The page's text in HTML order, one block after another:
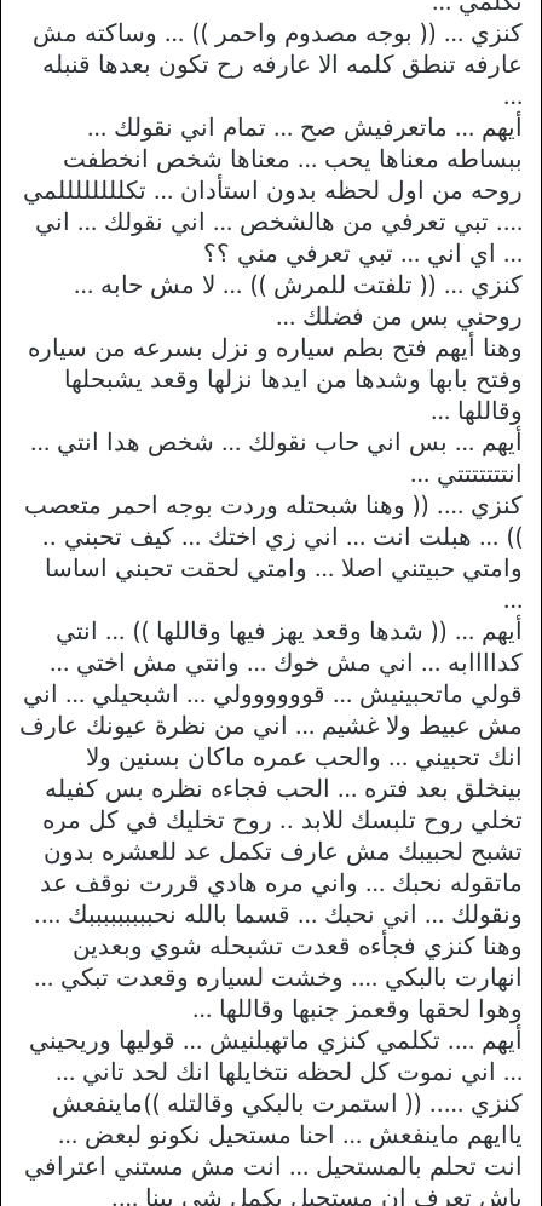
كنزي … (( بوجه مصدوم واحمر )) … وساكته مش
عارفه تنطق كلمه الا عارفه رح تكون بعدها قنبله
…
أيهم … ماتعرفيش صح … تمام اني نقولك …
ببساطه معناها يحب … معناها شخص انخطفت
روحه من اول لحظه بدون استأدان … تكللللللللمي
…. تبي تعرفي من هالشخص … اني نقولك … اني
… اي اني … تبي تعرفي مني ؟؟
كنزي … (( تلفتت للمرش )) … لا مش حابه …
روحني بس من فضلك …
وهنا أيهم فتح بطم سياره و نزل بسرعه من سياره
وفتح بابها وشدها من ايدها نزلها وقعد يشبحلها
وقاللها …
أيهم … بس اني حاب نقولك … شخص هدا انتي …
انتتتتتتتي …
كنزي …. (( وهنا شبحتله وردت بوجه احمر متعصب
)) … هبلت انت … اني زي اختك … كيف تحبني ..
وامتي حبيتني اصلا … وامتي لحقت تحبني اساسا
…
أيهم … (( شدها وقعد يهز فيها وقاللها )) … انتي
كداااابه … اني مش خوك … وانتي مش اختي …
قولي ماتحبينيش … قوووووولي … اشبحيلي … اني
مش عبيط ولا غشيم … اني من نظرة عيونك عارف
انك تحبيني … والحب عمره ماكان بسنين ولا
بينخلق بعد فتره … الحب فجاءه نظره بس كفيله
تخلي روح تلبسك للابد .. روح تخليك في كل مره
تشبح لحبيبك مش عارف تكمل عد للعشره بدون
ماتقوله نحبك … واني مره هادي قررت نوقف عد
ونقولك … اني نحبك … قسما بالله نحبببببببببك ….
وهنا كنزي فجأءه قعدت تشبحله شوي وبعدين
انهارت بالبكي …. وخشت لسياره وقعدت تبكي …
وهوا لحقها وقعمز جنبها وقاللها …
أيهم …. تكلمي كنزي ماتهبلنيش … قوليها وريحيني
… اني نموت كل لحظه نتخايلها انك لحد تاني …
كنزي ….. (( استمرت بالبكي وقالتله ))ماينفعش
ياايهم ماينفعش … احنا مستحيل نكونو لبعض …
انت تحلم بالمستحيل … انت مش مستني اعترافي
باش تعرف ان مستحيل يكمل شي بينا ….